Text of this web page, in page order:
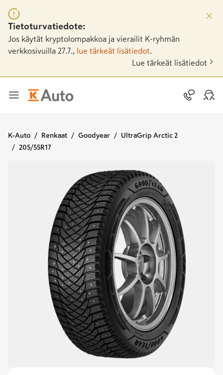
Tietoturvatiedote:
Jos käytät kryptolompakkoa ja vierailit K-ryhmän
verkkosivuilla 27.7.,
lue tärkeät lisätiedot
Lue tärkeät lisätiedot
K-Auto Renkaat Goodyear
UltraGrip Arctic 2
205/55R17